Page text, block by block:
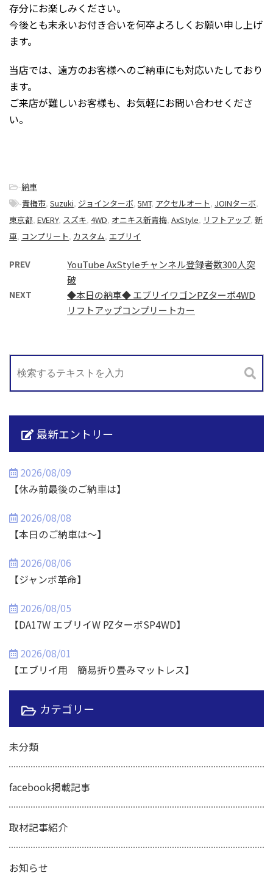
存分にお楽しみください。
今後とも末永いお付き合いを何卒よろしくお願い申し上げ
ます。
当店では、遠方のお客様へのご納車にも対応いたしており
ます。
ご来店が難しいお客様も、お気軽にお問い合わせくださ
い。
-納車
-青梅市, Suzuki, ジョインターボ, 5MT, アクセルオート, JOINターボ,
東京都, EVERY, スズキ, 4WD, オニキス新青梅, AxStyle, リフトアップ, 新
車, コンプリート, カスタム, エブリイ
PREV
YouTube AxStyleチャンネル登録者数300人突
破
NEXT
◆本日の納車◆ エブリイワゴンPZターボ4WD
リフトアップコンプリートカー
最新エントリー
2026/08/09
【休み前最後のご納車は】
2026/08/08
【本日のご納車は～】
2026/08/06
【ジャンボ革命】
2026/08/05
【DA17W エブリイW PZターボSP4WD】
2026/08/01
【エブリイ用 簡易折り畳みマットレス】
カテゴリー
未分類
facebook掲載記事
取材記事紹介
お知らせ